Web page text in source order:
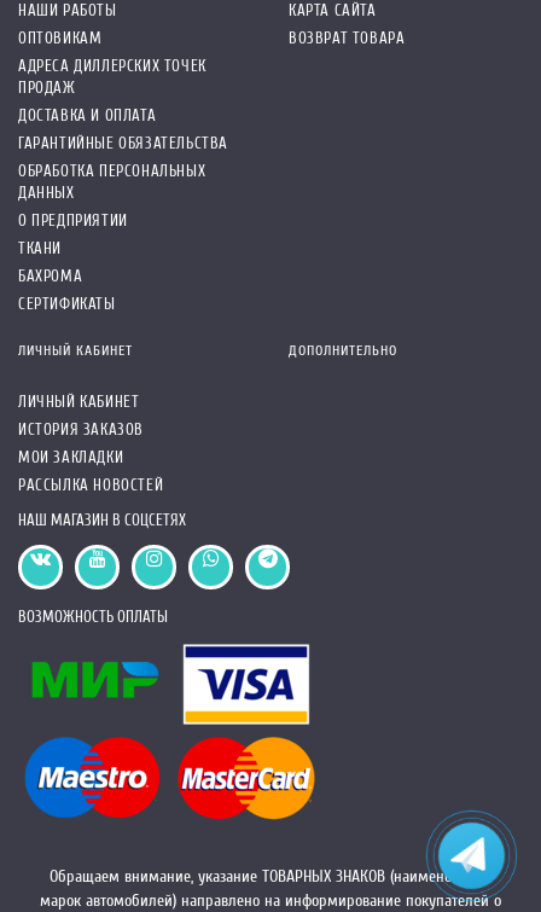
НАШИ РАБОТЫ
ОПТОВИКАМ
АДРЕСА ДИЛЛЕРСКИХ ТОЧЕК
ПРОДАЖ
ДОСТАВКА И ОПЛАТА
ГАРАНТИЙНЫЕ ОБЯЗАТЕЛЬСТВА
ОБРАБОТКА ПЕРСОНАЛЬНЫХ
ДАННЫХ
О ПРЕДПРИЯТИИ
ТКАНИ
БАХРОМА
СЕРТИФИКАТЫ
КАРТА САЙТА
ВОЗВРАТ ТОВАРА
ЛИЧНЫЙ КАБИНЕТ
ЛИЧНЫЙ КАБИНЕТ
ИСТОРИЯ ЗАКАЗОВ
МОИ ЗАКЛАДКИ
РАССЫЛКА НОВОСТЕЙ
ДОПОЛНИТЕЛЬНО
НАШ МАГАЗИН В СОЦСЕТЯХ
ВОЗМОЖНОСТЬ ОПЛАТЫ
Обращаем внимание, указание ТОВАРНЫХ ЗНАКОВ (наименований
марок автомобилей) направлено на информирование покупателей о